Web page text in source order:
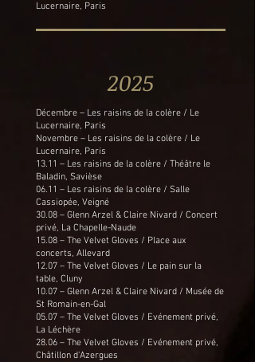
Lucernaire, Paris
2025
Décembre – Les raisins de la colère / Le
Lucernaire, Paris
Novembre – Les raisins de la colère / Le
Lucernaire, Paris
13.11 – Les raisins de la colère / Théâtre le
Baladin, Savièse
06.11 – Les raisins de la colère / Salle
Cassiopée, Veigné
30.08 – Glenn Arzel & Claire Nivard / Concert
privé, La Chapelle-Naude
15.08 – The Velvet Gloves / Place aux
concerts, Allevard
12.07 – The Velvet Gloves / Le pain sur la
table, Cluny
10.07 – Glenn Arzel & Claire Nivard / Musée de
St Romain-en-Gal
05.07 – The Velvet Gloves / Evénement privé,
La Léchère
28.06 – The Velvet Gloves / Evénement privé,
Châtillon d'Azergues